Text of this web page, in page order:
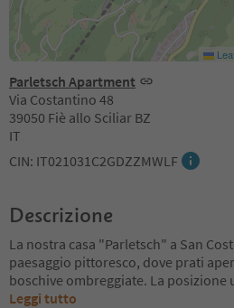
Parletsch Apartment
Via Costantino 48
39050 Fiè allo Sciliar BZ
IT
CIN: IT021031C2GDZZMWLF
Descrizione
La nostra casa "Parletsch" a San
paesaggio pittoresco, dove prati
boschive ombreggiate. La posizione
Leggi tutto